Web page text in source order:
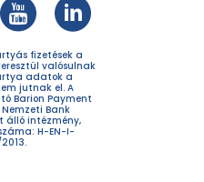
fizetések a
valósulnak
adatok a
jutnak el. A
Barion Payment
Bank
álló intézmény,
H-EN-I-